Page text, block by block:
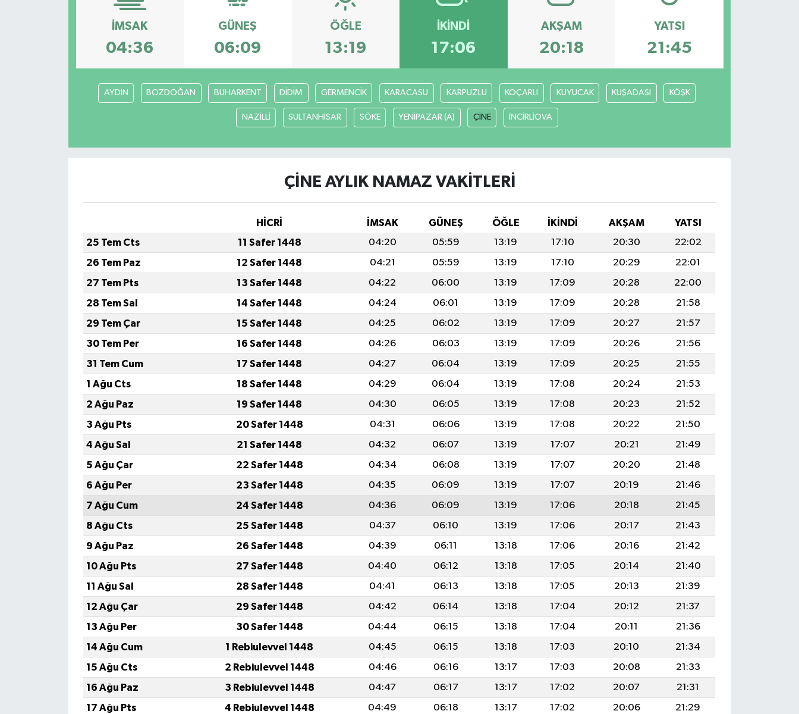
İMSAK
04:36
GÜNEŞ
06:09
ÖĞLE
13:19
İKINDI
17:06
AKŞAM
20:18
YATSI
21:45
AYDIN BOZDOĞAN BUHARKENT DİDİM GERMENCİK KARACASU KARPUZLU KOÇARLI KUYUCAK KUŞADASI KÖŞK
NAZİLLİ SULTANHİSAR SÖKE YENİPAZAR (A) ÇİNE İNCİRLİOVA
ÇİNE AYLIK NAMAZ VAKITLERI
HİCRİ İMSAK GÜNEŞ ÖĞLE İKINDI AKŞAM
YATSI
25 Tem Cts
11 Safer 1448 04:20 05:59 13:19 17:10 20:30
22:02
26 Tem Paz
12 Safer 1448 04:21 05:59 13:19 17:10 20:29
22:01
27 Tem Pts
13 Safer 1448 04:22 06:00 13:19 17:09 20:28
22:00
28 Tem Sal
14 Safer 1448 04:24 06:01 13:19 17:09 20:28
21:58
29 Tem Çar
15 Safer 1448 04:25 06:02 13:19 17:09 20:27
21:57
30 Tem Per
16 Safer 1448 04:26 06:03 13:19 17:09 20:26
21:56
31 Tem Cum
17 Safer 1448 04:27 06:04 13:19 17:09 20:25
21:55
1 Ağu Cts
18 Safer 1448 04:29 06:04 13:19 17:08 20:24
21:53
2 Ağu Paz
19 Safer 1448 04:30 06:05 13:19 17:08 20:23
21:52
3 Ağu Pts
20 Safer 1448 04:31 06:06 13:19 17:08 20:22
21:50
4 Ağu Sal
21 Safer 1448 04:32 06:07 13:19 17:07 20:21
21:49
5 Ağu Çar
22 Safer 1448 04:34 06:08 13:19 17:07 20:20
21:48
6 Ağu Per
23 Safer 1448 04:35 06:09 13:19 17:07 20:19
21:46
7 Ağu Cum
24 Safer 1448 04:36 06:09 13:19 17:06 20:18
21:45
8 Ağu Cts
25 Safer 1448 04:37 06:10 13:19 17:06 20:17
21:43
9 Ağu Paz
26 Safer 1448 04:39 06:11 13:18 17:06 20:16
21:42
10 Ağu Pts
27 Safer 1448 04:40 06:12 13:18 17:05 20:14
21:40
11 Ağu Sal
28 Safer 1448 04:41 06:13 13:18 17:05 20:13
21:39
12 Ağu Çar
29 Safer 1448 04:42 06:14 13:18 17:04 20:12
21:37
13 Ağu Per
30 Safer 1448 04:44 06:15 13:18 17:04 20:11
21:36
14 Ağu Cum
1 Rebiulevvel 1448 04:45 06:15 13:18 17:03 20:10
21:34
15 Ağu Cts
2 Rebiulevvel 1448 04:46 06:16 13:17 17:03 20:08
21:33
16 Ağu Paz
3 Rebiulevvel 1448 04:47 06:17 13:17 17:02 20:07
21:31
17 Ağu Pts
4 Rebiulevvel 1448 04:49 06:18 13:17 17:02 20:06
21:29